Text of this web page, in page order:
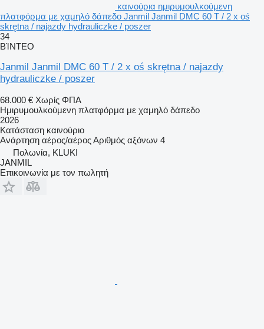
καινούρια ημιρυμουλκούμενη
πλατφόρμα με χαμηλό δάπεδο Janmil Janmil DMC 60 T / 2 x oś
skrętna / najazdy hydrauliczke / poszer
34
ΒΊΝΤΕΟ
Janmil Janmil DMC 60 T / 2 x oś skrętna / najazdy
hydrauliczke / poszer
68.000 € Χωρίς ΦΠΑ
Ημιρυμουλκούμενη πλατφόρμα με χαμηλό δάπεδο
2026
Κατάσταση καινούριο
Ανάρτηση αέρος/αέροςΑριθμός αξόνων 4
Πολωνία, KLUKI
JANMIL
Επικοινωνία με τον πωλητή